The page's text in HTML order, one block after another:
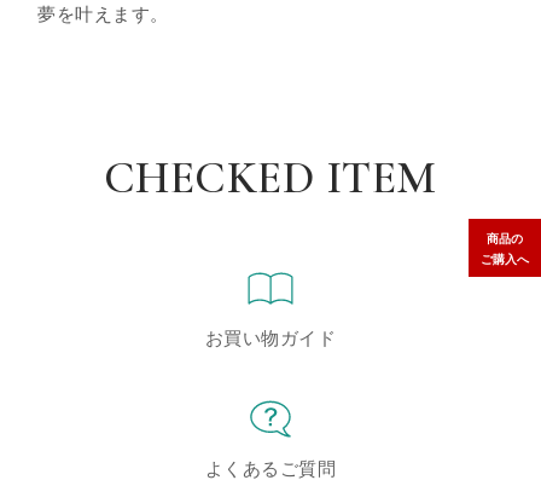
夢を叶えます。
商品の
ご購入へ
CHECKED ITEM
お買い物ガイド
よくあるご質問